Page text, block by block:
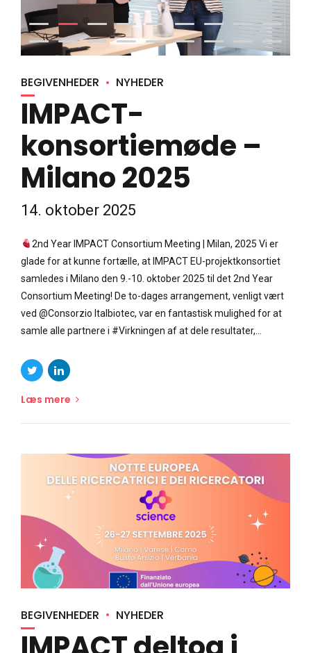
BEGIVENHEDER NYHEDER
IMPACT-
konsortiemøde –
Milano 2025
14. oktober 2025
2nd Year IMPACT Consortium Meeting | Milan, 2025 Vi er
glade for at kunne fortælle, at IMPACT EU-projektkonsortiet
samledes i Milano den 9.-10. oktober 2025 til det 2nd Year
Consortium Meeting! De to-dages arrangement, venligt vært
ved @Consorzio Italbiotec, var en fantastisk mulighed for at
samle alle partnere i #Virkningen af at dele resultater,...
Læs mere
BEGIVENHEDER NYHEDER